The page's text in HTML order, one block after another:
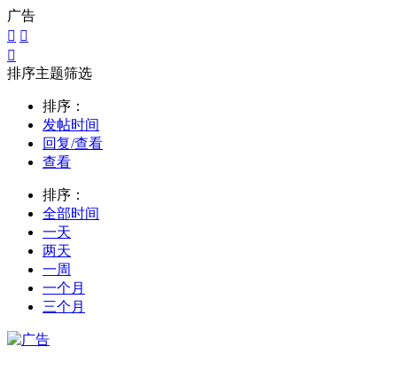
广告
 

排序主题筛选
排序：
发帖时间
回复/查看
查看
排序：
全部时间
一天
两天
一周
一个月
三个月